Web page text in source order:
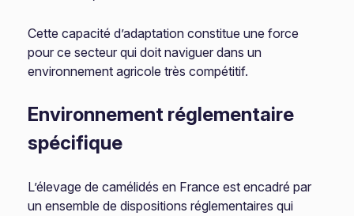
Cette capacité d’adaptation constitue une force
pour ce secteur qui doit naviguer dans un
environnement agricole très compétitif.
Environnement réglementaire
spécifique
L’élevage de camélidés en France est encadré par
un ensemble de dispositions réglementaires qui